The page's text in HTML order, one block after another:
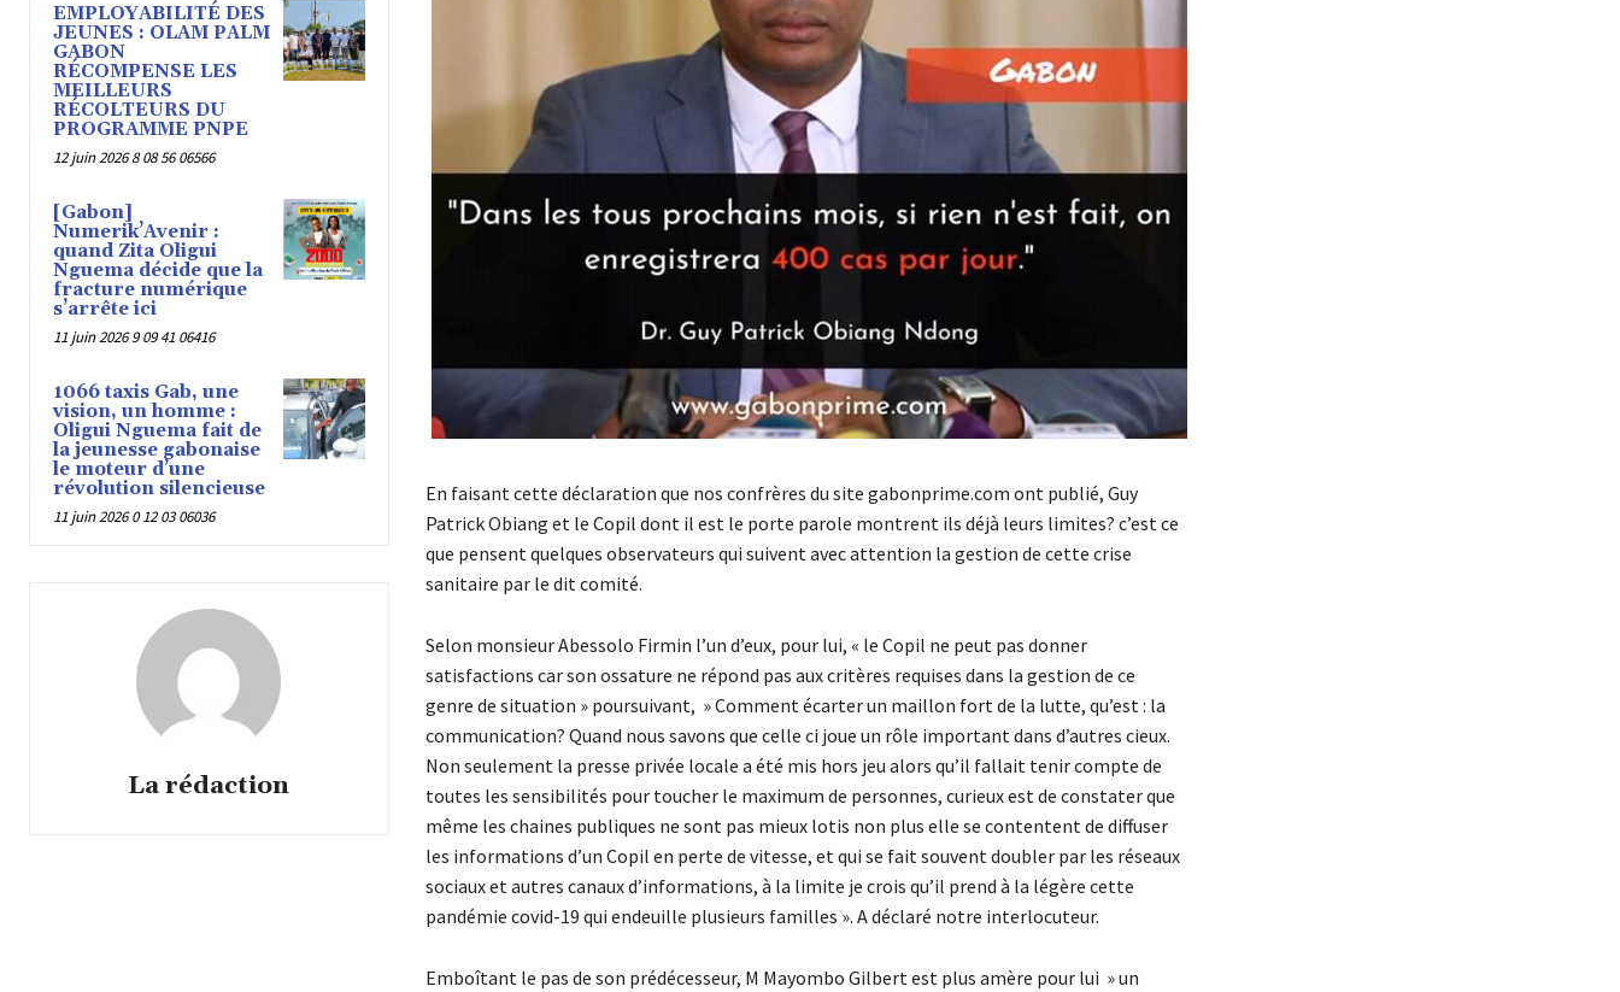
EMPLOYABILITÉ DES
JEUNES : OLAM PALM
GABON
RÉCOMPENSE LES
MEILLEURS
RÉCOLTEURS DU
PROGRAMME PNPE
12 juin 2026 8 08 56 06566
[Gabon]
Numerik’Avenir :
quand Zita Oligui
Nguema décide que la
fracture numérique
s’arrête ici
11 juin 2026 9 09 41 06416
1066 taxis Gab, une
vision, un homme :
Oligui Nguema fait de
la jeunesse gabonaise
le moteur d’une
révolution silencieuse
11 juin 2026 0 12 03 06036
La rédaction
En faisant cette déclaration que nos confrères du site gabonprime.com ont publié, Guy
Patrick Obiang et le Copil dont il est le porte parole montrent ils déjà leurs limites? c’est ce
que pensent quelques observateurs qui suivent avec attention la gestion de cette crise
sanitaire par le dit comité.
Selon monsieur Abessolo Firmin l’un d’eux, pour lui, « le Copil ne peut pas donner
satisfactions car son ossature ne répond pas aux critères requises dans la gestion de ce
genre de situation » poursuivant, » Comment écarter un maillon fort de la lutte, qu’est : la
communication? Quand nous savons que celle ci joue un rôle important dans d’autres cieux.
Non seulement la presse privée locale a été mis hors jeu alors qu’il fallait tenir compte de
toutes les sensibilités pour toucher le maximum de personnes, curieux est de constater que
même les chaines publiques ne sont pas mieux lotis non plus elle se contentent de diffuser
les informations d’un Copil en perte de vitesse, et qui se fait souvent doubler par les réseaux
sociaux et autres canaux d’informations, à la limite je crois qu’il prend à la légère cette
pandémie covid-19 qui endeuille plusieurs familles ». A déclaré notre interlocuteur.
Emboîtant le pas de son prédécesseur, M Mayombo Gilbert est plus amère pour lui » un